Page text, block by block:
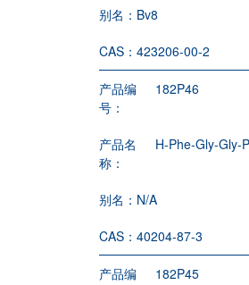
别名： Bv8
CAS：423206-00-2
产品编
号：
182P46
产品名
称：
H-Phe-Gly-Gly-
别名： N/A
CAS：40204-87-3
产品编
182P45